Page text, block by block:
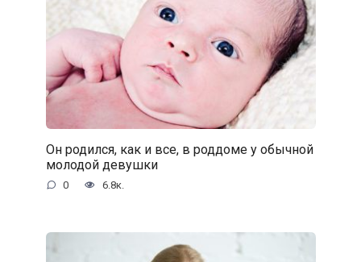
Он родился, как и все, в роддоме у обычной
молодой девушки
0 6.8к.